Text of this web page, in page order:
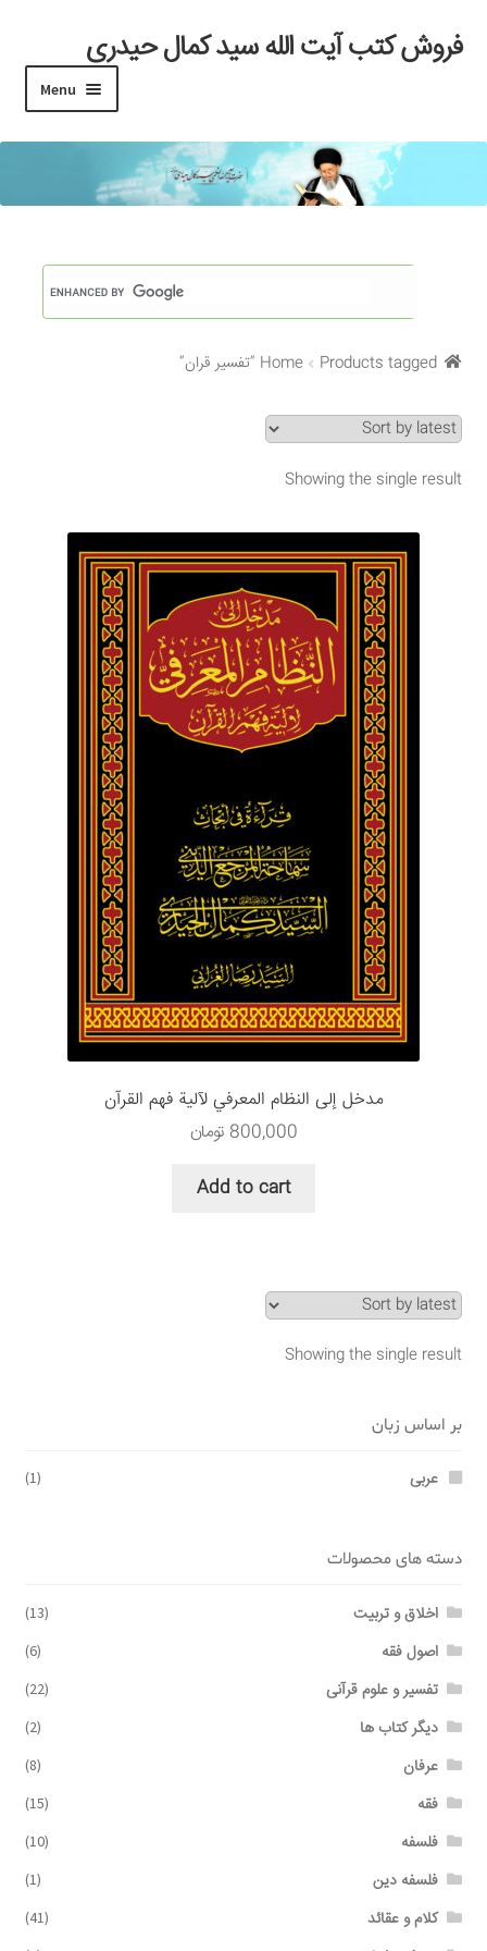
Skip
to
Skip
to
فروش کتب آیت الله سید کمال حیدری
Menu
خانه
#97 (بدون عنوان)
Checkout
My account
Search Results
Shop
برگه نمونه
ثبت شکایات
حساب کاربری من
سبد خرید
قوانین و مقررات
Home Products tagged “تفسیر قران”
Showing the single result
مدخل إلى النظام المعرفي لآلية فهم القرآن
800,000 تومان
Add to cart
Showing the single result
بر اساس زبان
عربی (1)
دسته های محصولات
اخلاق و تربیت (13)
اصول فقه (6)
تفسیر و علوم قرآنی (22)
دیگر کتاب ها (2)
عرفان (8)
فقه (15)
فلسفه (10)
فلسفه دین (1)
کلام و عقائد (41)